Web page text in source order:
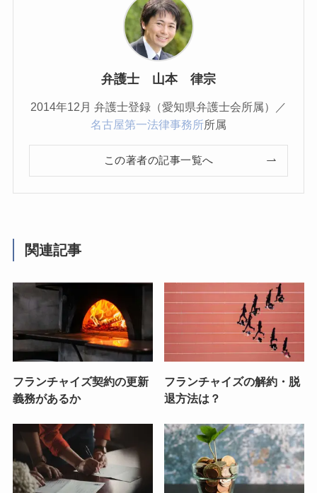
弁護士 山本 律宗
2014年12月 弁護士登録（愛知県弁護士会所属）／
名古屋第一法律事務所所属
この著者の記事一覧へ
関連記事
フランチャイズ契約の更新
義務があるか
フランチャイズの解約・脱
退方法は？